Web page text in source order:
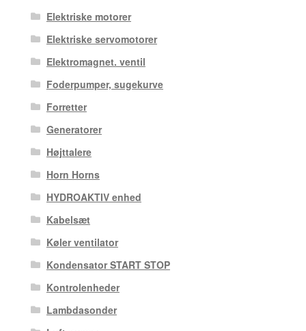
Elektriske motorer
Elektriske servomotorer
Elektromagnet. ventil
Foderpumper, sugekurve
Forretter
Generatorer
Højttalere
Horn Horns
HYDROAKTIV enhed
Kabelsæt
Køler ventilator
Kondensator START STOP
Kontrolenheder
Lambdasonder